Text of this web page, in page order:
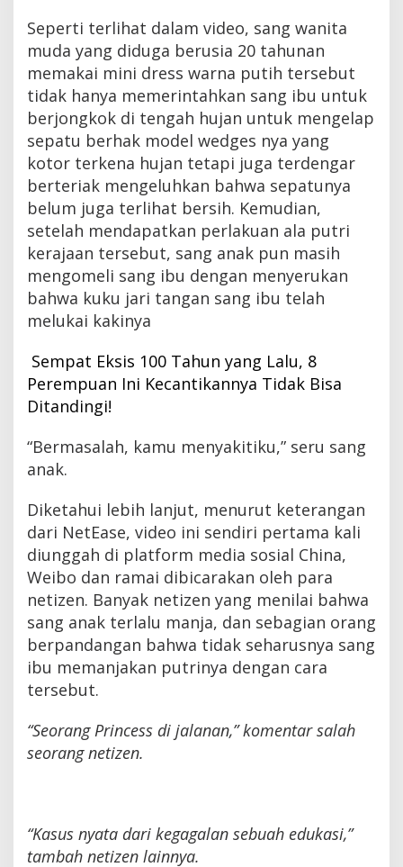
a
n
g
K
o
r
Seperti terlihat dalam video, sang wanita
muda yang diduga berusia 20 tahunan
memakai mini dress warna putih tersebut
tidak hanya memerintahkan sang ibu untuk
berjongkok di tengah hujan untuk mengelap
sepatu berhak model wedges nya yang
kotor terkena hujan tetapi juga terdengar
berteriak mengeluhkan bahwa sepatunya
belum juga terlihat bersih. Kemudian,
setelah mendapatkan perlakuan ala putri
kerajaan tersebut, sang anak pun masih
mengomeli sang ibu dengan menyerukan
bahwa kuku jari tangan sang ibu telah
melukai kakinya
Sempat Eksis 100 Tahun yang Lalu, 8
Perempuan Ini Kecantikannya Tidak Bisa
Ditandingi!
“Bermasalah, kamu menyakitiku,” seru sang
anak.
Diketahui lebih lanjut, menurut keterangan
dari NetEase, video ini sendiri pertama kali
diunggah di platform media sosial China,
Weibo dan ramai dibicarakan oleh para
netizen. Banyak netizen yang menilai bahwa
sang anak terlalu manja, dan sebagian orang
berpandangan bahwa tidak seharusnya sang
ibu memanjakan putrinya dengan cara
tersebut.
“Seorang Princess di jalanan,” komentar salah
seorang netizen.
“Kasus nyata dari kegagalan sebuah edukasi,”
tambah netizen lainnya.